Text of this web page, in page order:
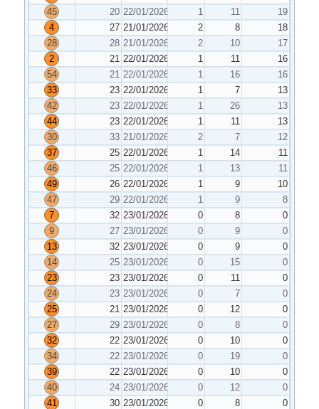
45
20 22/01/2026 1 11
19
4
27 21/01/2026 2 8
18
28
28 21/01/2026 2 10
17
2
21 22/01/2026 1 11
16
54
21 22/01/2026 1 16
16
33
23 22/01/2026 1 7
13
42
23 22/01/2026 1 26
13
44
23 22/01/2026 1 11
13
30
33 21/01/2026 2 7
12
37
25 22/01/2026 1 14
11
46
25 22/01/2026 1 13
11
49
26 22/01/2026 1 9
10
47
29 22/01/2026 1 9
8
7
32 23/01/2026 0 8
0
9
27 23/01/2026 0 9
0
13
32 23/01/2026 0 9
0
14
25 23/01/2026 0 15
0
23
23 23/01/2026 0 11
0
24
23 23/01/2026 0 7
0
25
21 23/01/2026 0 12
0
27
29 23/01/2026 0 8
0
32
22 23/01/2026 0 10
0
34
22 23/01/2026 0 19
0
39
22 23/01/2026 0 10
0
40
24 23/01/2026 0 12
0
41
30 23/01/2026 0 8
0